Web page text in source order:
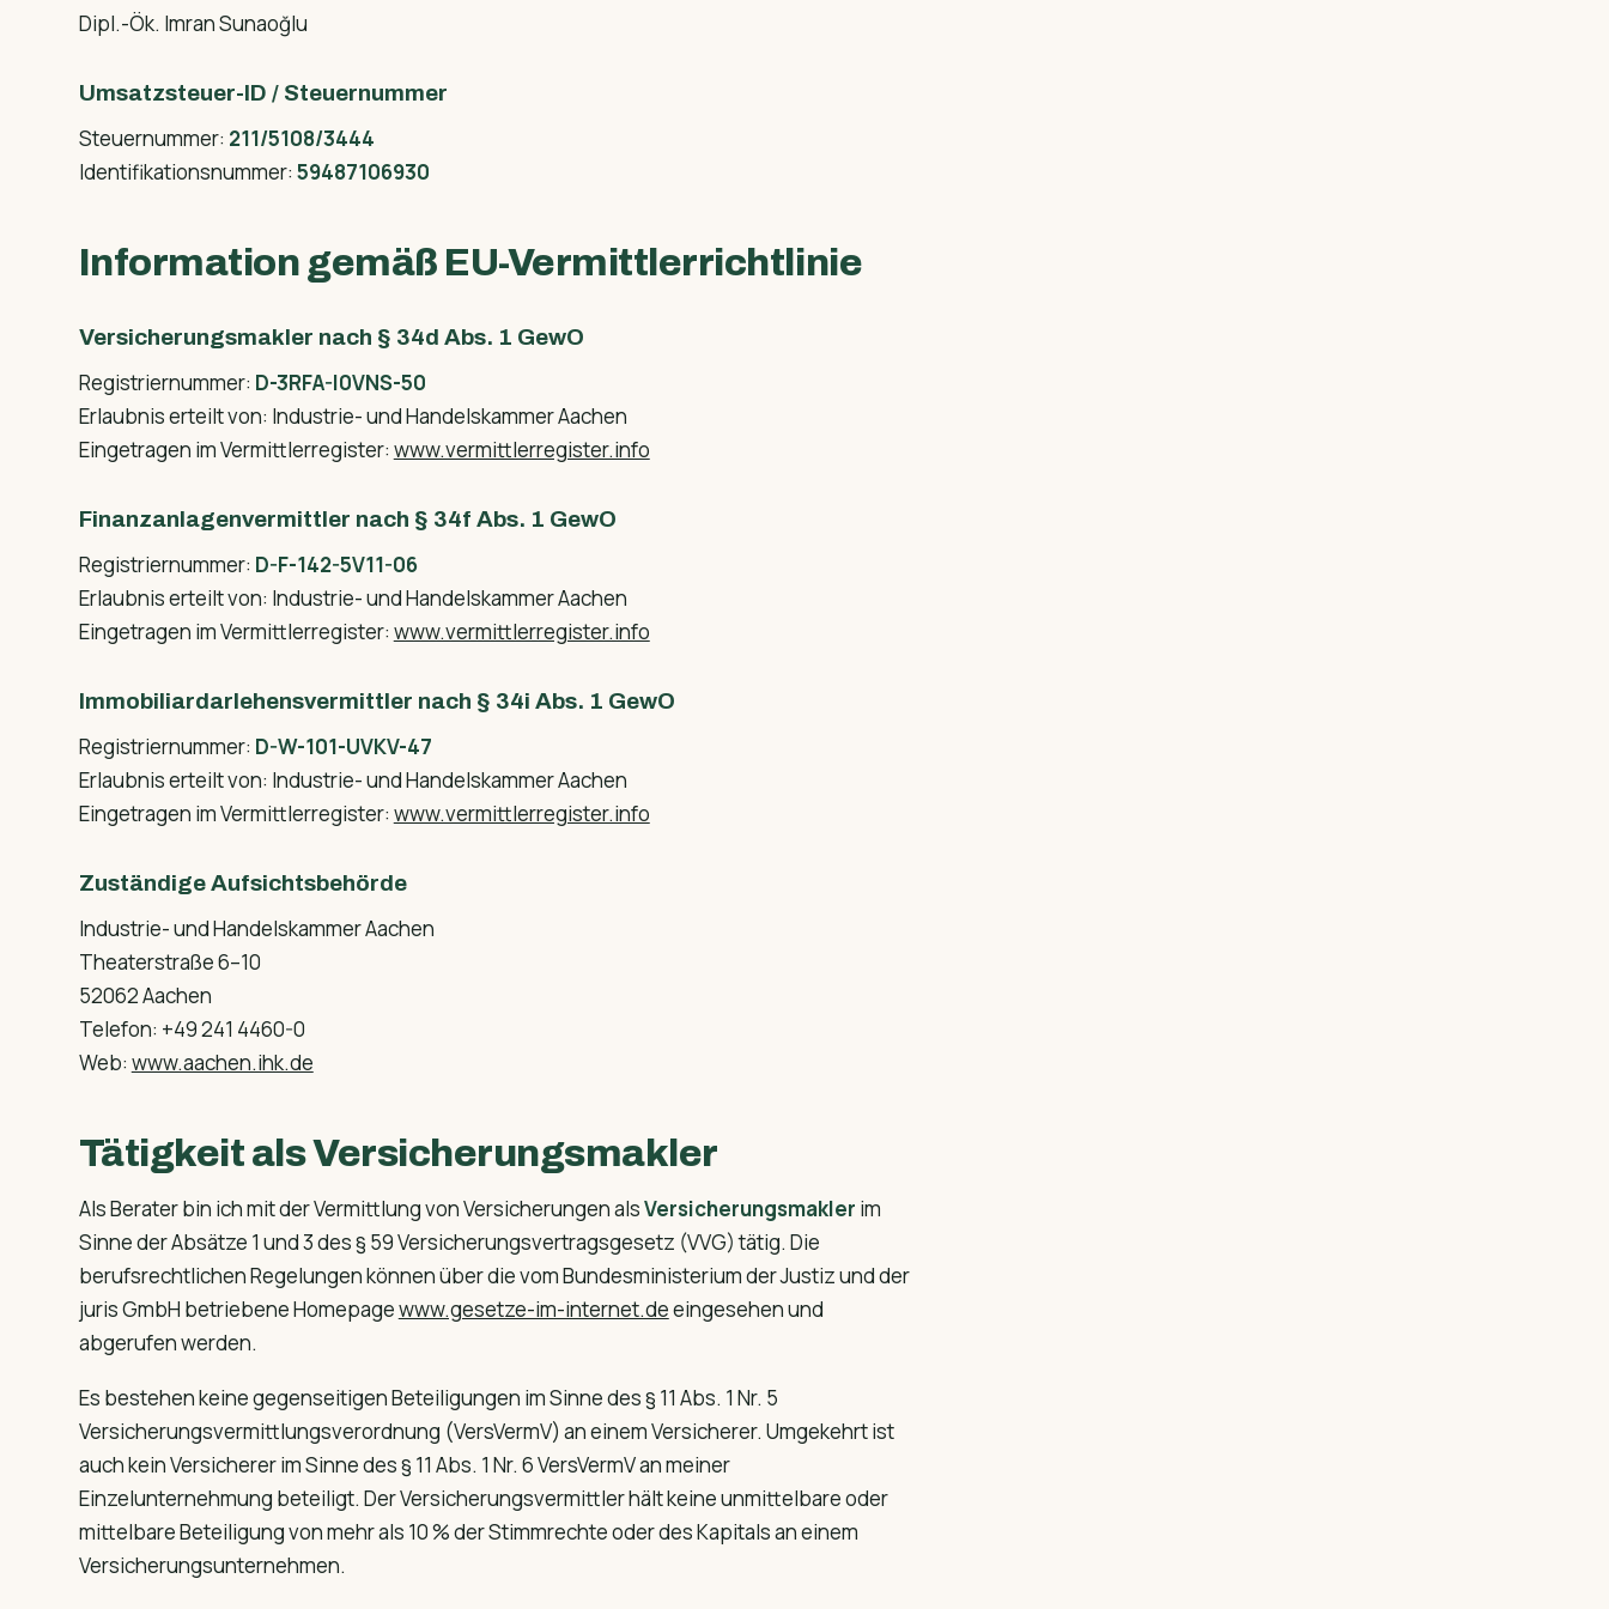
Dipl.-Ök. Imran Sunaoğlu
Umsatzsteuer-ID / Steuernummer
Steuernummer: 211/5108/3444
Identifikationsnummer: 59487106930
Information gemäß EU-Vermittlerrichtlinie
Versicherungsmakler nach § 34d Abs. 1 GewO
Registriernummer: D-3RFA-I0VNS-50
Erlaubnis erteilt von: Industrie- und Handelskammer Aachen
Eingetragen im Vermittlerregister: www.vermittlerregister.info
Finanzanlagenvermittler nach § 34f Abs. 1 GewO
Registriernummer: D-F-142-5V11-06
Erlaubnis erteilt von: Industrie- und Handelskammer Aachen
Eingetragen im Vermittlerregister: www.vermittlerregister.info
Immobiliardarlehensvermittler nach § 34i Abs. 1 GewO
Registriernummer: D-W-101-UVKV-47
Erlaubnis erteilt von: Industrie- und Handelskammer Aachen
Eingetragen im Vermittlerregister: www.vermittlerregister.info
Zuständige Aufsichtsbehörde
Industrie- und Handelskammer Aachen
Theaterstraße 6–10
52062 Aachen
Telefon: +49 241 4460-0
Web: www.aachen.ihk.de
Tätigkeit als Versicherungsmakler
Als Berater bin ich mit der Vermittlung von Versicherungen alsVersicherungsmakler im
Sinne der Absätze 1 und 3 des § 59 Versicherungsvertragsgesetz (VVG) tätig. Die
berufsrechtlichen Regelungen können über die vom Bundesministerium der Justiz und der
juris GmbH betriebene Homepagewww.gesetze-im-internet.deeingesehen und
abgerufen werden.
Es bestehen keine gegenseitigen Beteiligungen im Sinne des § 11 Abs. 1 Nr. 5
Versicherungsvermittlungsverordnung (VersVermV) an einem Versicherer. Umgekehrt ist
auch kein Versicherer im Sinne des § 11 Abs. 1 Nr. 6 VersVermV an meiner
Einzelunternehmung beteiligt. Der Versicherungsvermittler hält keine unmittelbare oder
mittelbare Beteiligung von mehr als 10 % der Stimmrechte oder des Kapitals an einem
Versicherungsunternehmen.